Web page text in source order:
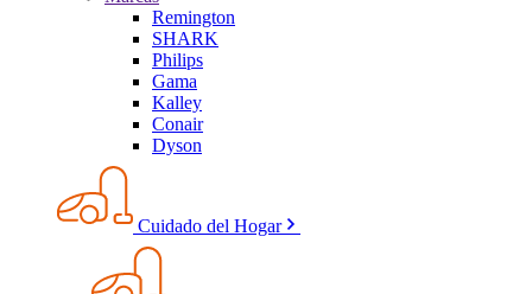
Remington
SHARK
Philips
Gama
Kalley
Conair
Dyson
Cuidado del Hogar